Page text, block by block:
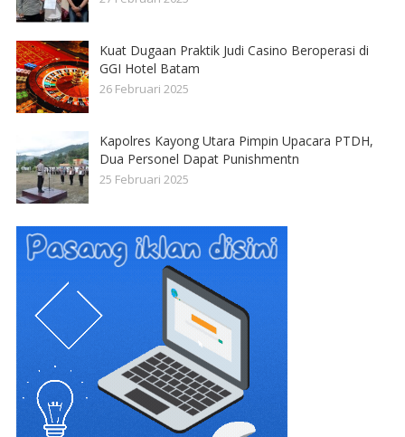
Kuat Dugaan Praktik Judi Casino Beroperasi di
GGI Hotel Batam
26 Februari 2025
Kapolres Kayong Utara Pimpin Upacara PTDH,
Dua Personel Dapat Punishmentn
25 Februari 2025